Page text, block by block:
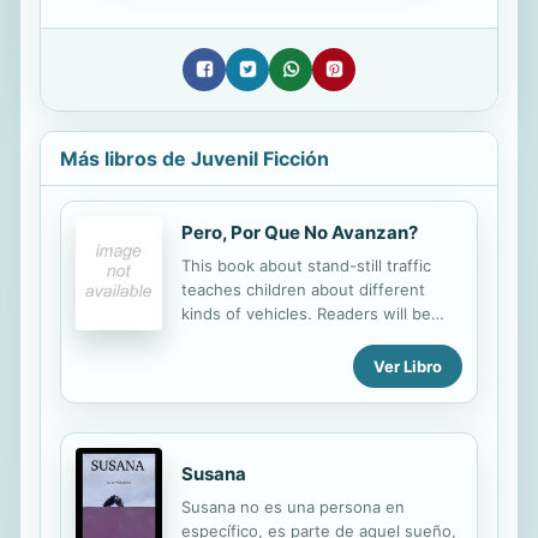
Más libros de Juvenil Ficción
Pero, Por Que No Avanzan?
This book about stand-still traffic
teaches children about different
kinds of vehicles. Readers will be
Ver Libro
Susana
Susana no es una persona en
específico, es parte de aquel sueño,